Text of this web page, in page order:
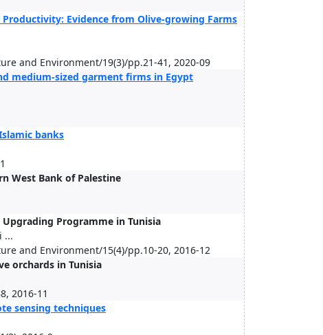
Evidence from Olive-growing Farms
and Environment/19(3)/pp.21-41, 2020-09
medium‐sized garment firms in Egypt
banks
West Bank of Palestine
Programme in Tunisia
...
and Environment/15(4)/pp.10-20, 2016-12
orchards in Tunisia
2016-11
sensing techniques